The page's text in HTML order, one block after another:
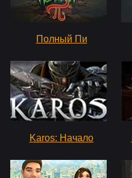
Полный Пи
Karos: Начало